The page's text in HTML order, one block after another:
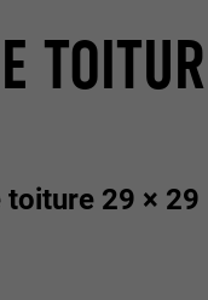
toiture 29 × 29